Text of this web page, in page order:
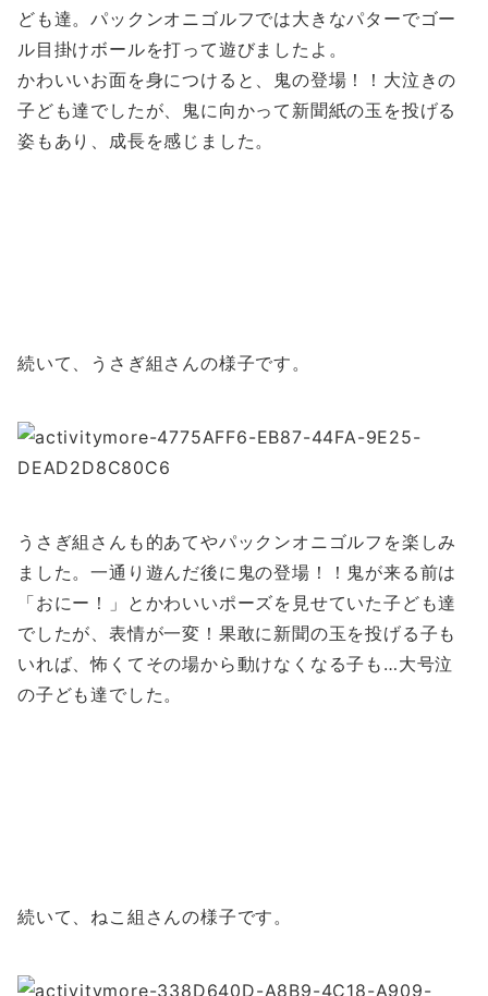
ども達。パックンオニゴルフでは大きなパターでゴー
ル目掛けボールを打って遊びましたよ。
かわいいお面を身につけると、鬼の登場！！大泣きの
子ども達でしたが、鬼に向かって新聞紙の玉を投げる
姿もあり、成長を感じました。
続いて、うさぎ組さんの様子です。
うさぎ組さんも的あてやパックンオニゴルフを楽しみ
ました。一通り遊んだ後に鬼の登場！！鬼が来る前は
「おにー！」とかわいいポーズを見せていた子ども達
でしたが、表情が一変！果敢に新聞の玉を投げる子も
いれば、怖くてその場から動けなくなる子も…大号泣
の子ども達でした。
続いて、ねこ組さんの様子です。